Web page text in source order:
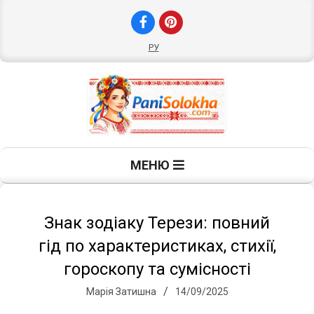
РУ
П
а
МЕНЮ
Знак зодіаку Терези: повний
гід по характеристиках, стихії,
гороскопу та сумісності
Марія Затишна 14/09/2025